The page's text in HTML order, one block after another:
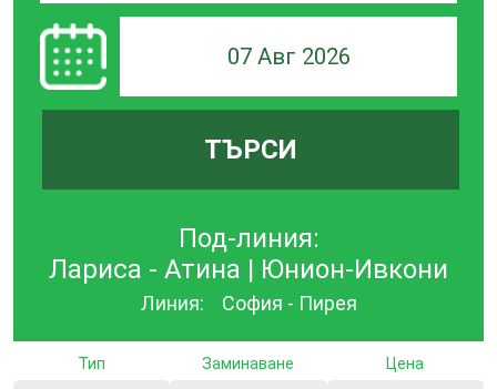
07 Авг 2026
ТЪРСИ
Под-линия:
Лариса - Атина | Юнион-Ивкони
Линия: София - Пирея
Тип Заминаване Цена